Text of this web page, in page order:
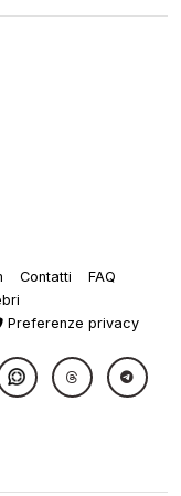
Contatti
FAQ
Preferenze privacy